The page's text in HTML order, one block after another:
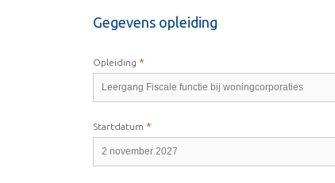
Gegevens opleiding
Opleiding *
Startdatum *